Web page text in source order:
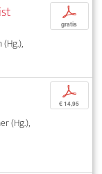
p
gratis
(Hg.),
p
€ 14,95